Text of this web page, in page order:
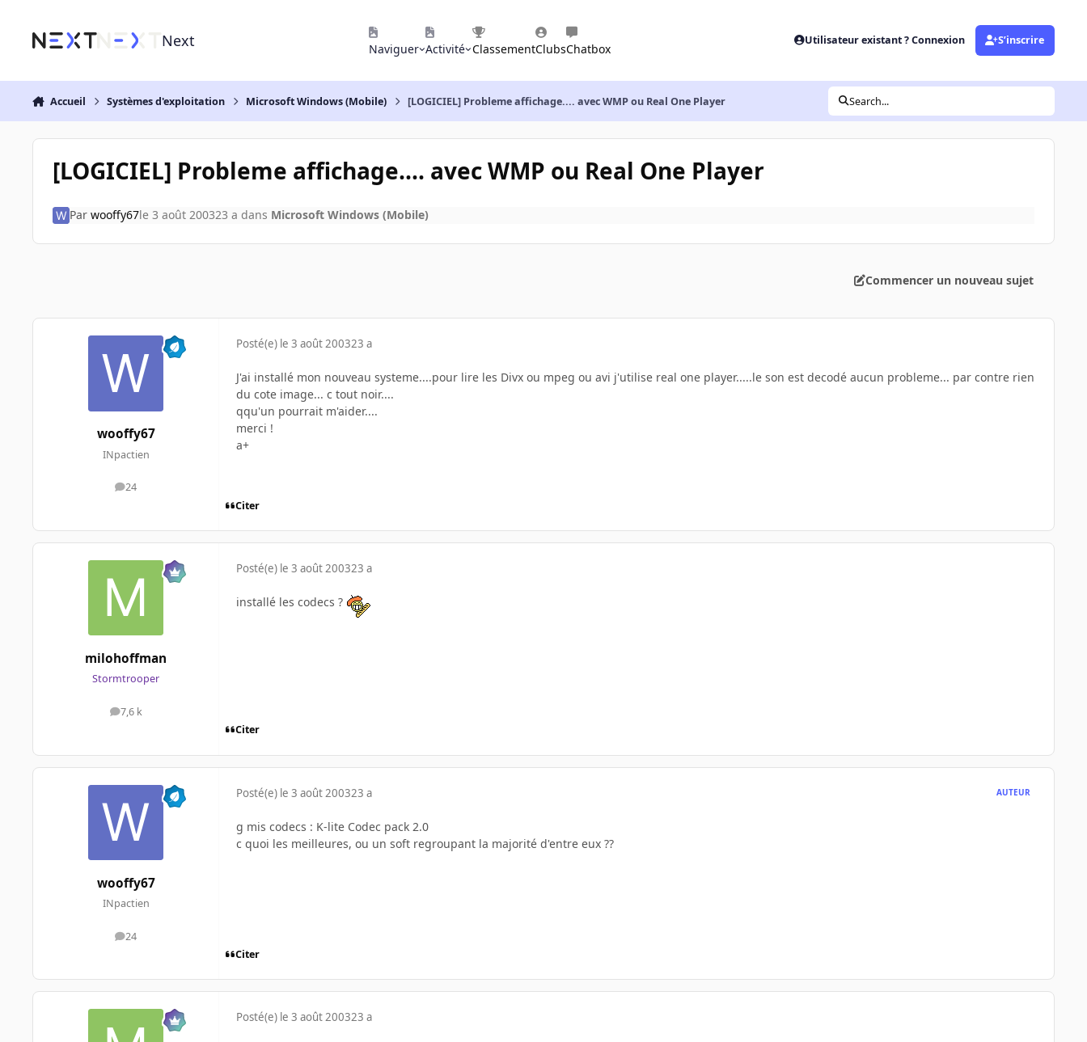
Next Naviguer Activité ClassementClubsChatbox
Utilisateur existant ? Connexion S’inscrire
Accueil Systèmes d'exploitation Microsoft Windows (Mobile) [LOGICIEL] Probleme affichage.... avec WMP ou Real One Player Search...
[LOGICIEL] Probleme affichage.... avec WMP ou Real One Player
Par wooffy67le 3 août 200323 a dans Microsoft Windows (Mobile)
Commencer un nouveau sujet
wooffy67
INpactien
24
messages
Posté(e) le 3 août 200323 a
J'ai installé mon nouveau systeme....pour lire les Divx ou mpeg ou avi j'utilise real one player.....le son est decodé aucun probleme... par contre rien
du cote image... c tout noir....
qqu'un pourrait m'aider....
merci !
a+
Citer
milohoffman
Stormtrooper
7,6 k
messages
Posté(e) le 3 août 200323 a
installé les codecs ?
Citer
wooffy67
INpactien
24
messages
Posté(e) le 3 août 200323 a AUTEUR
g mis codecs : K-lite Codec pack 2.0
c quoi les meilleures, ou un soft regroupant la majorité d'entre eux ??
Citer
Posté(e) le 3 août 200323 a